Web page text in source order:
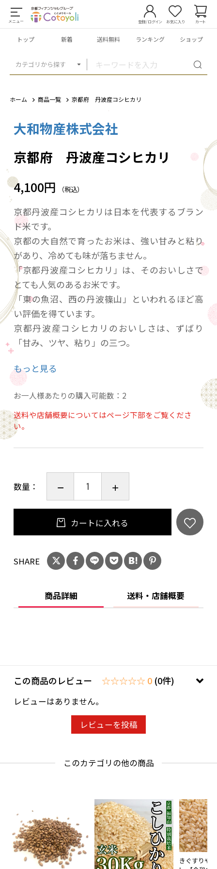
メニュー
カテゴリから探す
登録/ログイン お気に入り カート
トップ 新着 送料無料 ランキング ショップ
ホーム 商品一覧 京都府 丹波産コシヒカリ
大和物産株式会社
京都府 丹波産コシヒカリ
4,100円 （税込）
京都丹波産コシヒカリは日本を代表するブラン
ド米です。
京都の大自然で育ったお米は、強い甘みと粘り
があり、冷めても味が落ちません。
「京都丹波産コシヒカリ」は、そのおいしさで
とても人気のあるお米です。
「東の魚沼、西の丹波篠山」といわれるほど高
い評価を得ています。
京都丹波産コシヒカリのおいしさは、ずばり
「甘み、ツヤ、粘り」の三つ。
一粒一粒に大自然がぎっしりと詰まったお米で
す。言わずと知れたほんものの味、京都丹波産
コシヒカリをぜひご賞味ください。
もっと見る
お一人様あたりの購入可能数：2
送料や店舗概要についてはページ下部をご覧くださ
い。
数量：
カートに入れる
SHARE
商品詳細 送料・店舗概要
この商品のレビュー ☆☆☆☆☆ 0 (0件)
レビューはありません。
レビューを投稿
このカテゴリの他の商品
きぐすりや